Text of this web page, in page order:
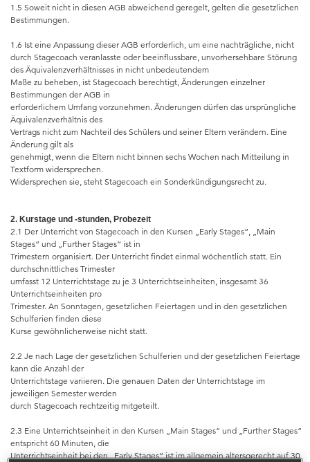
1.5 Soweit nicht in diesen AGB abweichend geregelt, gelten die gesetzlichen
Bestimmungen.
1.6 Ist eine Anpassung dieser AGB erforderlich, um eine nachträgliche, nicht
durch Stagecoach veranlasste oder beeinflussbare, unvorhersehbare Störung
des Äquivalenzverhältnisses in nicht unbedeutendem
Maße zu beheben, ist Stagecoach berechtigt, Änderungen einzelner
Bestimmungen der AGB in
erforderlichem Umfang vorzunehmen. Änderungen dürfen das ursprüngliche
Äquivalenzverhältnis des
Vertrags nicht zum Nachteil des Schülers und seiner Eltern verändern. Eine
Änderung gilt als
genehmigt, wenn die Eltern nicht binnen sechs Wochen nach Mitteilung in
Textform widersprechen.
Widersprechen sie, steht Stagecoach ein Sonderkündigungsrecht zu.
2. Kurstage und -stunden, Probezeit
2.1 Der Unterricht von Stagecoach in den Kursen „Early Stages“, „Main
Stages“ und „Further Stages“ ist in
Trimestern organisiert. Der Unterricht findet einmal wöchentlich statt. Ein
durchschnittliches Trimester
umfasst 12 Unterrichtstage zu je 3 Unterrichtseinheiten, insgesamt 36
Unterrichtseinheiten pro
Trimester. An Sonntagen, gesetzlichen Feiertagen und in den gesetzlichen
Schulferien finden diese
Kurse gewöhnlicherweise nicht statt.
2.2 Je nach Lage der gesetzlichen Schulferien und der gesetzlichen Feiertage
kann die Anzahl der
Unterrichtstage variieren. Die genauen Daten der Unterrichtstage im
jeweiligen Semester werden
durch Stagecoach rechtzeitig mitgeteilt.
2.3 Eine Unterrichtseinheit in den Kursen „Main Stages“ und „Further Stages“
entspricht 60 Minuten, die
Unterrichtseinheit bei den „Early Stages“ ist im allgemein altersgerecht auf 30